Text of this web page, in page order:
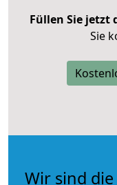
Füllen Sie jetzt
Sie
Wir sind